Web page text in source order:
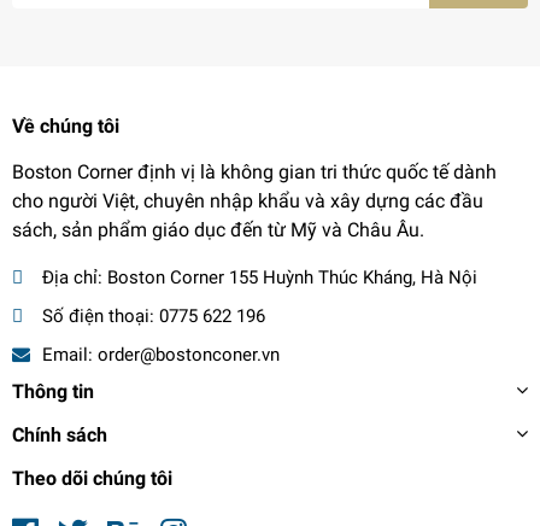
Về chúng tôi
Boston Corner định vị là không gian tri thức quốc tế dành
cho người Việt, chuyên nhập khẩu và xây dựng các đầu
sách, sản phẩm giáo dục đến từ Mỹ và Châu Âu.
Địa chỉ: Boston Corner 155 Huỳnh Thúc Kháng, Hà Nội
Số điện thoại: 0775 622 196
Email: order@bostonconer.vn
Thông tin
Chính sách
Theo dõi chúng tôi